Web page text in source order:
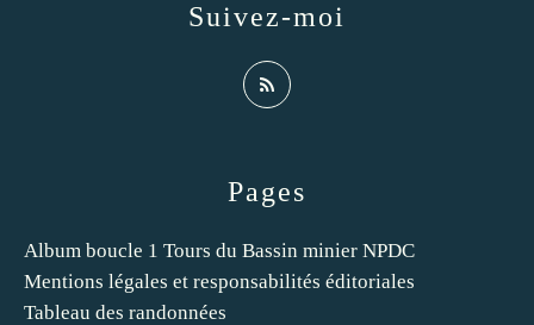
Pages
Album boucle 1 Tours du Bassin minier NPDC
Mentions légales et responsabilités éditoriales
Tableau des randonnées
Suivez-moi